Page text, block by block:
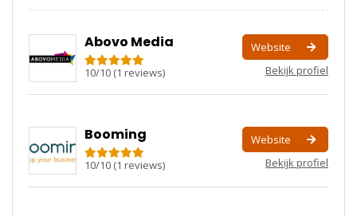
Abovo Media
10/10 (1 reviews)
Website
Bekijk profiel
Booming
10/10 (1 reviews)
Website
Bekijk profiel